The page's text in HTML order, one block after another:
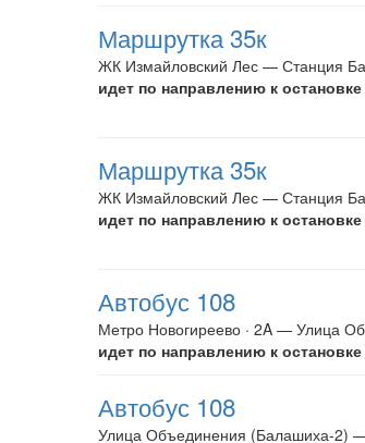
Маршрутка 35к
ЖК Измайловский Лес — Станция
идет по направлению к остановке
Маршрутка 35к
ЖК Измайловский Лес — Станция
идет по направлению к остановке
Автобус 108
Метро Новогиреево · 2A — Улица
идет по направлению к остановке
Автобус 108
Улица Объединения (Балашиха-2)